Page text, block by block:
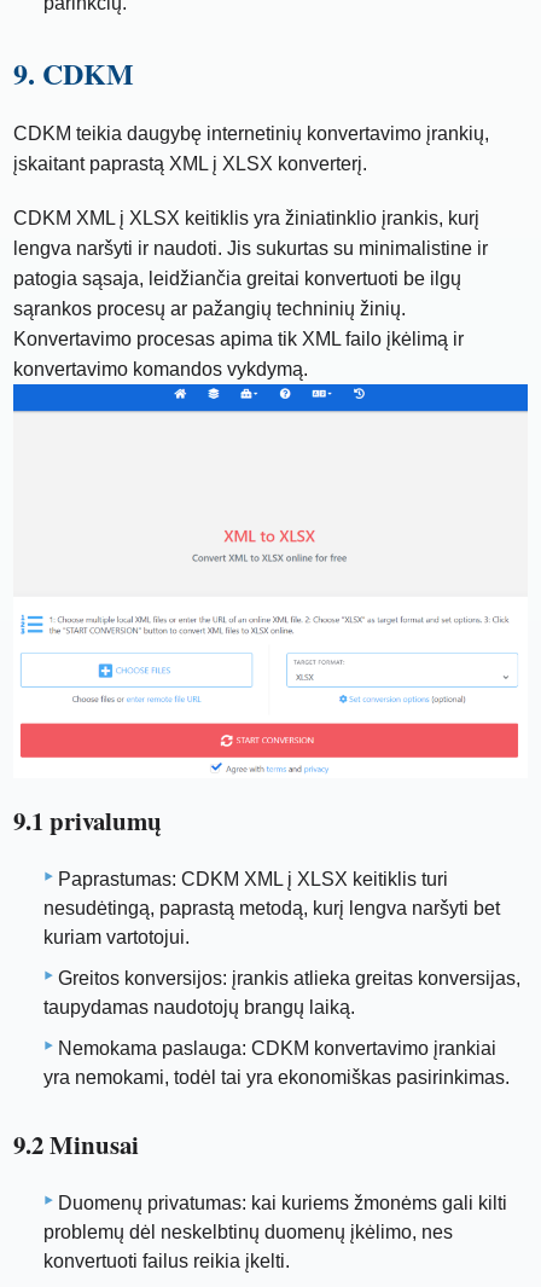
9. CDKM
CDKM teikia daugybę internetinių konvertavimo įrankių,
įskaitant paprastą XML į XLSX konverterį.
CDKM XML į XLSX keitiklis yra žiniatinklio įrankis, kurį
lengva naršyti ir naudoti. Jis sukurtas su minimalistine ir
patogia sąsaja, leidžiančia greitai konvertuoti be ilgų
sąrankos procesų ar pažangių techninių žinių.
Konvertavimo procesas apima tik XML failo įkėlimą ir
konvertavimo komandos vykdymą.
9.1 privalumų
Paprastumas: CDKM XML į XLSX keitiklis turi
nesudėtingą, paprastą metodą, kurį lengva naršyti bet
kuriam vartotojui.
Greitos konversijos: įrankis atlieka greitas konversijas,
taupydamas naudotojų brangų laiką.
Nemokama paslauga: CDKM konvertavimo įrankiai
yra nemokami, todėl tai yra ekonomiškas pasirinkimas.
9.2 Minusai
Duomenų privatumas: kai kuriems žmonėms gali kilti
problemų dėl neskelbtinų duomenų įkėlimo, nes
konvertuoti failus reikia įkelti.